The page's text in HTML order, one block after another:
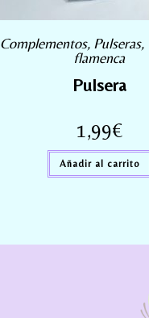
Complementos, Pulseras,
flamenca
Pulsera
1,99€
Añadir al carrito